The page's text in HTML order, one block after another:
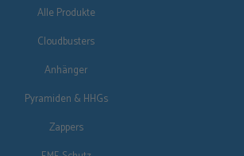
Alle Produkte
Cloudbusters
Anhänger
Pyramiden & HHGs
Zappers